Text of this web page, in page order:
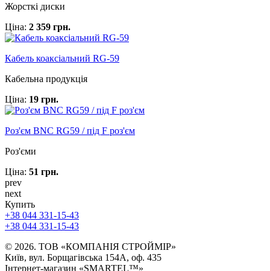
Жорсткі диски
Ціна: 2 359 грн.
Кабель коаксіальний RG-59
Кабельна продукція
Ціна: 19 грн.
Роз'єм BNC RG59 / під F роз'єм
Роз'єми
Ціна: 51 грн.
prev
next
Купить
+38 044 331-15-43
+38 044 331-15-43
© 2026. ТОВ «КОМПАНІЯ СТРОЙМІР»
Київ, вул. Борщагівська 154А, оф. 435
Інтернет-магазин «SMARTEL™»